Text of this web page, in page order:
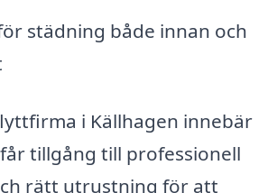
städning både innan och
i Källhagen innebär
tillgång till professionell
rätt utrustning för att